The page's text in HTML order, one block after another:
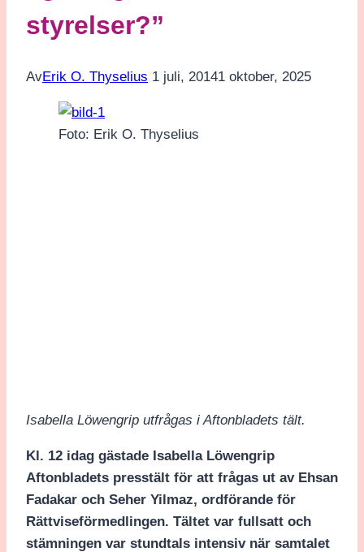
styrelser?”
AvErik O. Thyselius 1 juli, 20141 oktober, 2025
Foto: Erik O. Thyselius
Isabella Löwengrip utfrågas i Aftonbladets tält.
Kl. 12 idag gästade Isabella Löwengrip
Aftonbladets presstält för att frågas ut av Ehsan
Fadakar och Seher Yilmaz, ordförande för
Rättviseförmedlingen. Tältet var fullsatt och
stämningen var stundtals intensiv när samtalet